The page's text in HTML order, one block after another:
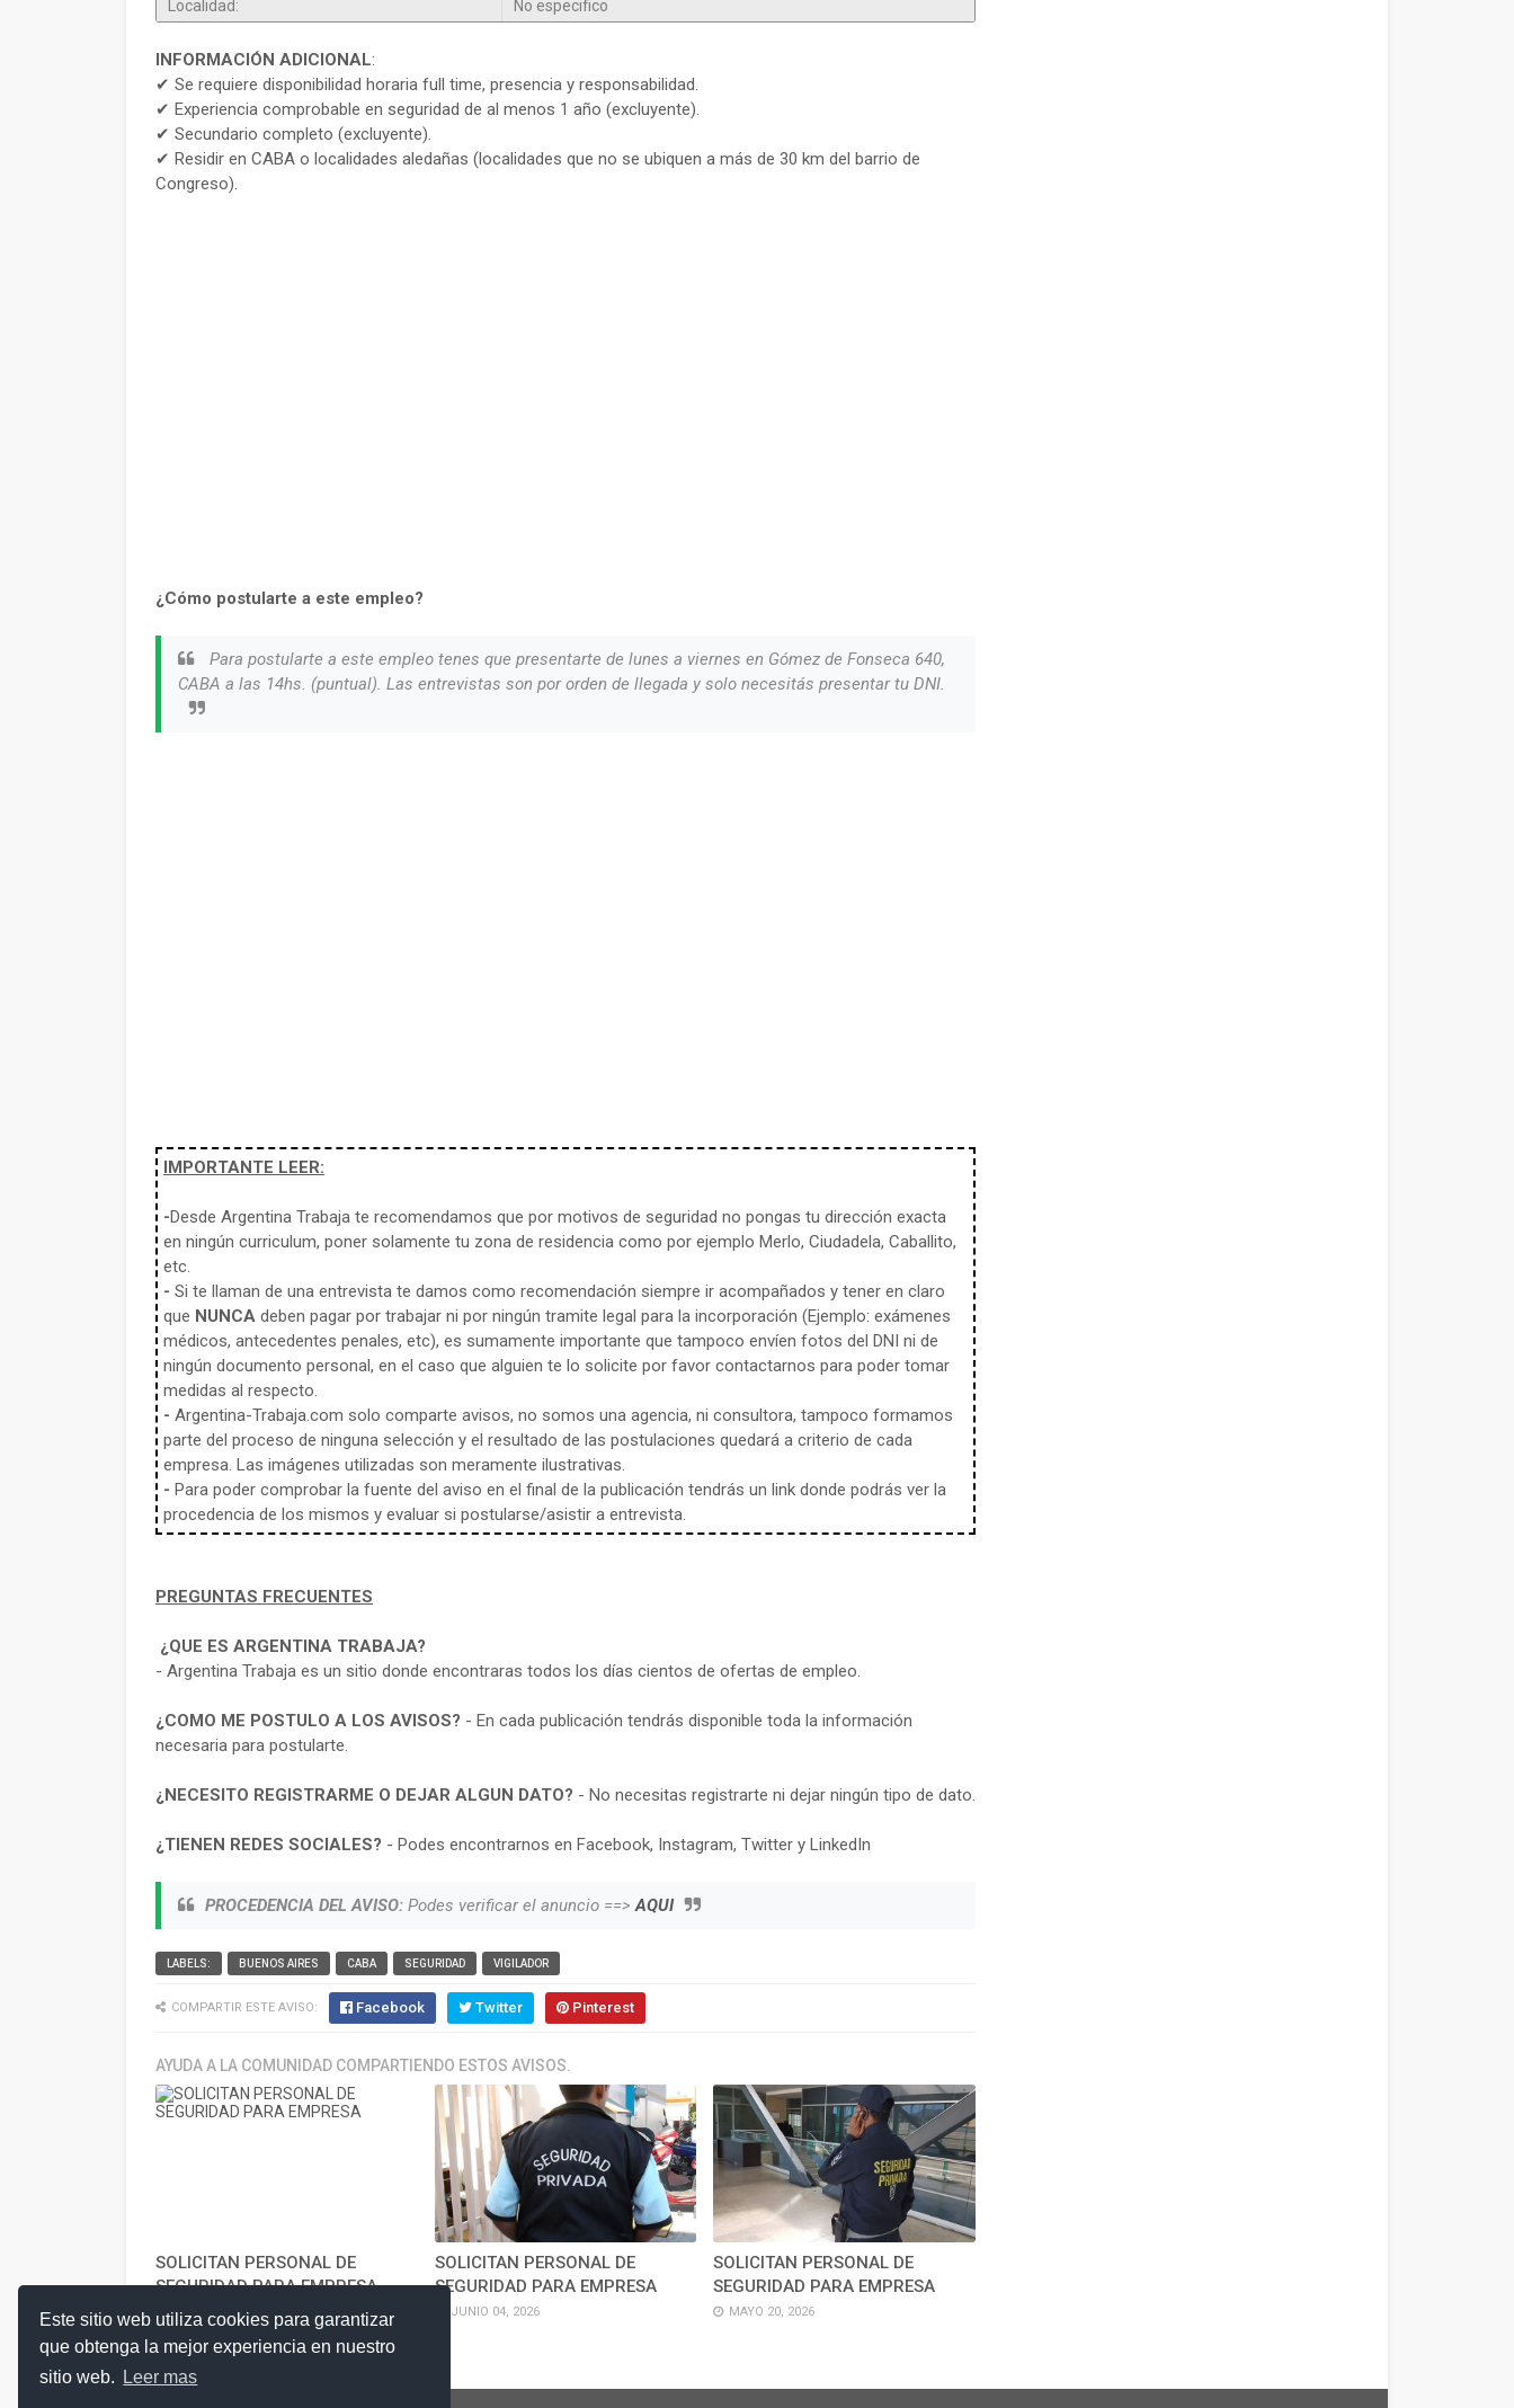
Este sitio web utiliza cookies para garantizar
que obtenga la mejor experiencia en nuestro
sitio web.
Leer mas
Localidad:
No especifico
INFORMACIÓN ADICIONAL:
✔ Se requiere disponibilidad horaria full time, presencia y responsabilidad.
✔ Experiencia comprobable en seguridad de al menos 1 año (excluyente).
✔ Secundario completo (excluyente).
✔ Residir en CABA o localidades aledañas (localidades que no se ubiquen a más de 30 km del barrio de
Congreso).
¿Cómo postularte a este empleo?
Para postularte a este empleo tenes que presentarte de lunes a viernes en Gómez de Fonseca 640,
CABA a las 14hs. (puntual). Las entrevistas son por orden de llegada y solo necesitás presentar tu DNI.
IMPORTANTE LEER:
-Desde Argentina Trabaja te recomendamos que por motivos de seguridad no pongas tu dirección exacta
en ningún curriculum, poner solamente tu zona de residencia como por ejemplo Merlo, Ciudadela, Caballito,
etc.
- Si te llaman de una entrevista te damos como recomendación siempre ir acompañados y tener en claro
que NUNCA deben pagar por trabajar ni por ningún tramite legal para la incorporación (Ejemplo: exámenes
médicos, antecedentes penales, etc), es sumamente importante que tampoco envíen fotos del DNI ni de
ningún documento personal, en el caso que alguien te lo solicite por favor contactarnos para poder tomar
medidas al respecto.
- Argentina-Trabaja.com solo comparte avisos, no somos una agencia, ni consultora, tampoco formamos
parte del proceso de ninguna selección y el resultado de las postulaciones quedará a criterio de cada
empresa. Las imágenes utilizadas son meramente ilustrativas.
- Para poder comprobar la fuente del aviso en el final de la publicación tendrás un link donde podrás ver la
procedencia de los mismos y evaluar si postularse/asistir a entrevista.
PREGUNTAS FRECUENTES
¿QUE ES ARGENTINA TRABAJA?
- Argentina Trabaja es un sitio donde encontraras todos los días cientos de ofertas de empleo.
¿COMO ME POSTULO A LOS AVISOS? - En cada publicación tendrás disponible toda la información
necesaria para postularte.
¿NECESITO REGISTRARME O DEJAR ALGUN DATO? - No necesitas registrarte ni dejar ningún tipo de dato.
¿TIENEN REDES SOCIALES? - Podes encontrarnos en Facebook, Instagram, Twitter y LinkedIn
PROCEDENCIA DEL AVISO: Podes verificar el anuncio ==>AQUI
LABELS: BUENOS AIRES CABA SEGURIDAD VIGILADOR
COMPARTIR ESTE AVISO: Facebook Twitter Pinterest
AYUDA A LA COMUNIDAD COMPARTIENDO ESTOS AVISOS.
SOLICITAN PERSONAL DE
SEGURIDAD PARA EMPRESA
JULIO 17, 2026
SOLICITAN PERSONAL DE
SEGURIDAD PARA EMPRESA
JUNIO 04, 2026
SOLICITAN PERSONAL DE
SEGURIDAD PARA EMPRESA
MAYO 20, 2026